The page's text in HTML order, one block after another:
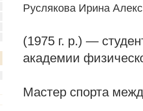
Руслякова Ирина
(1975 г. р.) —
академии
Мастер спорта